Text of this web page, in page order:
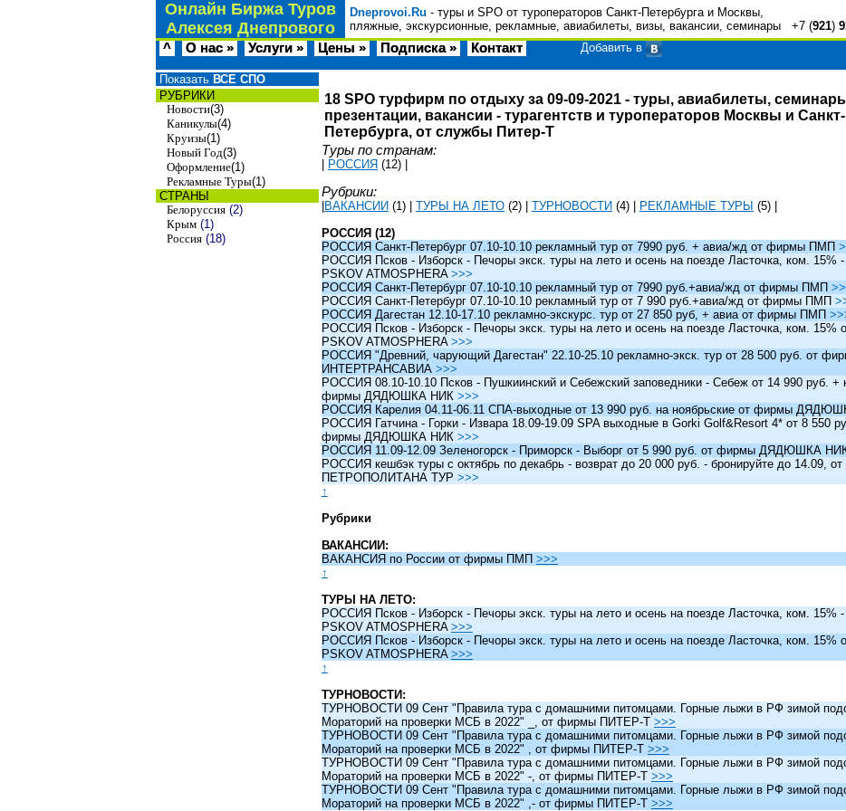
Онлайн Биржа Туров
Алексея Днепрового
Dneprovoi.Ru - туры и SPO от туроператоров Санкт-Петербурга и Москвы,
пляжные, экскурсионные, рекламные, авиабилеты, визы, вакансии, семинары +7 (921)
^ О нас » Услуги » Цены » Подписка » Контакт Добавить в
Показать ВСЕ СПО
РУБРИКИ
Новости(3)
Каникулы(4)
Круизы(1)
Новый Год(3)
Оформление(1)
Рекламные Туры(1)
СТРАНЫ
Белоруссия (2)
Крым (1)
Россия (18)
18 SPO турфирм по отдыху за 09-09-2021 - туры, авиабилеты,
презентации, вакансии - турагентств и туроператоров Москвы и Санкт-
Петербурга, от службы Питер-Т
Туры по странам:
РОССИЯ (12)
Рубрики:
ВАКАНСИИ (1) ТУРЫ НА ЛЕТО (2) ТУРНОВОСТИ (4) РЕКЛАМНЫЕ ТУРЫ (5)
РОССИЯ (12)
РОССИЯ Санкт-Петербург 07.10-10.10 рекламный тур от 7990 руб. + авиа/жд от фирмы ПМП
РОССИЯ Псков - Изборск - Печоры экск. туры на лето и осень на поезде Ласточка, ком. 15%
PSKOV ATMOSPHERA >>>
РОССИЯ Санкт-Петербург 07.10-10.10 рекламный тур от 7990 руб.+авиа/жд от фирмы ПМП
РОССИЯ Санкт-Петербург 07.10-10.10 рекламный тур от 7 990 руб.+авиа/жд от фирмы ПМП
РОССИЯ Дагестан 12.10-17.10 рекламно-экскурс. тур от 27 850 руб, + авиа от фирмы ПМП
РОССИЯ Псков - Изборск - Печоры экск. туры на лето и осень на поезде Ласточка, ком. 15%
PSKOV ATMOSPHERA >>>
РОССИЯ "Древний, чарующий Дагестан" 22.10-25.10 рекламно-экск. тур от 28 500 руб. от
ИНТЕРТРАНСАВИА >>>
РОССИЯ 08.10-10.10 Псков - Пушкиинский и Себежский заповедники - Себеж от 14 990 руб. +
фирмы ДЯДЮШКА НИК >>>
РОССИЯ Карелия 04.11-06.11 СПА-выходные от 13 990 руб. на ноябрьские от фирмы
РОССИЯ Гатчина - Горки - Извара 18.09-19.09 SPA выходные в Gorki Golf&Resort 4* от 8 550
фирмы ДЯДЮШКА НИК >>>
РОССИЯ 11.09-12.09 Зеленогорск - Приморск - Выборг от 5 990 руб. от фирмы ДЯДЮШКА
РОССИЯ кешбэк туры c октябрь по декабрь - возврат до 20 000 руб. - бронируйте до 14.09,
ПЕТРОПОЛИТАНА ТУР >>>
↑
Рубрики
ВАКАНСИИ:
ВАКАНСИЯ по России от фирмы ПМП >>>
↑
ТУРЫ НА ЛЕТО:
РОССИЯ Псков - Изборск - Печоры экск. туры на лето и осень на поезде Ласточка, ком. 15%
PSKOV ATMOSPHERA >>>
РОССИЯ Псков - Изборск - Печоры экск. туры на лето и осень на поезде Ласточка, ком. 15%
PSKOV ATMOSPHERA >>>
↑
ТУРНОВОСТИ:
ТУРНОВОСТИ 09 Сент "Правила тура с домашними питомцами. Горные лыжи в РФ зимой
Мораторий на проверки МСБ в 2022" _, от фирмы ПИТЕР-Т >>>
ТУРНОВОСТИ 09 Сент "Правила тура с домашними питомцами. Горные лыжи в РФ зимой
Мораторий на проверки МСБ в 2022" , от фирмы ПИТЕР-Т >>>
ТУРНОВОСТИ 09 Сент "Правила тура с домашними питомцами. Горные лыжи в РФ зимой
Мораторий на проверки МСБ в 2022" -, от фирмы ПИТЕР-Т >>>
ТУРНОВОСТИ 09 Сент "Правила тура с домашними питомцами. Горные лыжи в РФ зимой
Мораторий на проверки МСБ в 2022" ,- от фирмы ПИТЕР-Т >>>